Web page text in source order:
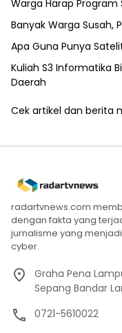
Warga Harap Program
Banyak Warga Susah,
Apa Guna Punya
Kuliah S3 Informatika
Daerah
Cek artikel dan berita
radartvnews.com
dengan fakta yang
jurnalisme yang
cyber.
Graha Pena
Sepang Bandar
0721-5610022